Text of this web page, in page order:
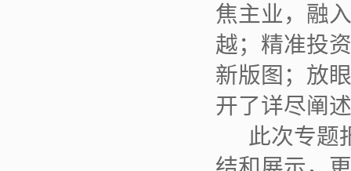
焦主业，融
越；精准投
新版图；放
开了详尽阐
此次专题